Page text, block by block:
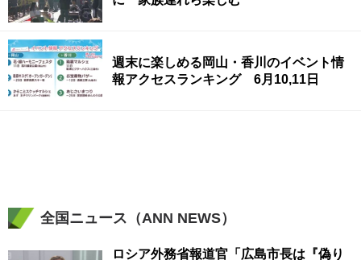
週末に楽しめる岡山・香川のイベント情
報アクセスランキング 6月10,11日
全国ニュース（ANN NEWS）
ロシア外務省報道官「広島市長は『偽り